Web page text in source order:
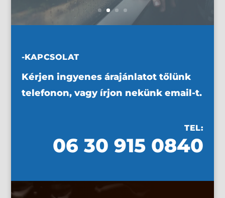
KÉRJEN AJÁNLATOT
-KAPCSOLAT
Kérjen ingyenes árajánlatot tőlünk
telefonon, vagy írjon nekünk email-t.
TEL:
06 30 915 0840